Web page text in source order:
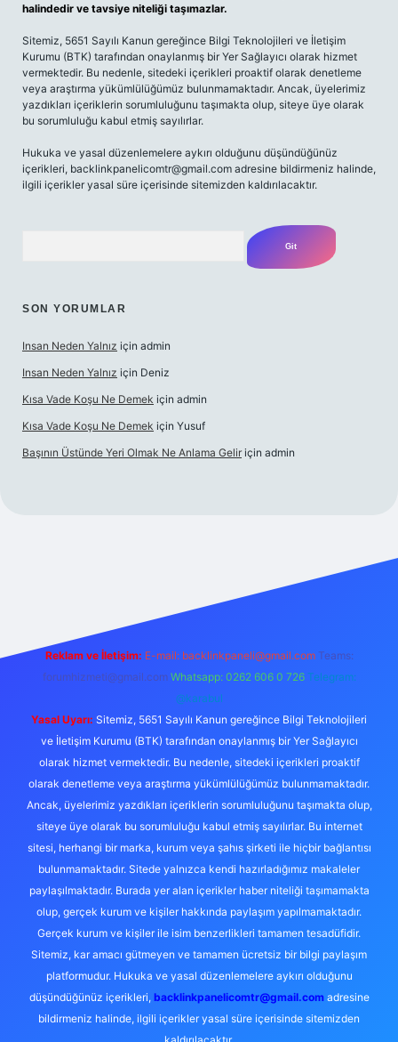
halindedir ve tavsiye niteliği taşımazlar.
Sitemiz, 5651 Sayılı Kanun gereğince Bilgi Teknolojileri ve İletişim
Kurumu (BTK) tarafından onaylanmış bir Yer Sağlayıcı olarak hizmet
vermektedir. Bu nedenle, sitedeki içerikleri proaktif olarak denetleme
veya araştırma yükümlülüğümüz bulunmamaktadır. Ancak, üyelerimiz
yazdıkları içeriklerin sorumluluğunu taşımakta olup, siteye üye olarak
bu sorumluluğu kabul etmiş sayılırlar.
Hukuka ve yasal düzenlemelere aykırı olduğunu düşündüğünüz
içerikleri, backlinkpanelicomtr@gmail.com adresine bildirmeniz halinde,
ilgili içerikler yasal süre içerisinde sitemizden kaldırılacaktır.
SON YORUMLAR
Insan Neden Yalnız için admin
Insan Neden Yalnız için Deniz
Kısa Vade Koşu Ne Demek için admin
Kısa Vade Koşu Ne Demek için Yusuf
Başının Üstünde Yeri Olmak Ne Anlama Gelir için admin
Reklam ve İletişim: E-mail: backlinkpaneli@gmail.com Teams:
forumhizmeti@gmail.com Whatsapp: 0262 606 0 726 Telegram:
@karabul
Yasal Uyarı: Sitemiz, 5651 Sayılı Kanun gereğince Bilgi Teknolojileri
ve İletişim Kurumu (BTK) tarafından onaylanmış bir Yer Sağlayıcı
olarak hizmet vermektedir. Bu nedenle, sitedeki içerikleri proaktif
olarak denetleme veya araştırma yükümlülüğümüz bulunmamaktadır.
Ancak, üyelerimiz yazdıkları içeriklerin sorumluluğunu taşımakta olup,
siteye üye olarak bu sorumluluğu kabul etmiş sayılırlar. Bu internet
sitesi, herhangi bir marka, kurum veya şahıs şirketi ile hiçbir bağlantısı
bulunmamaktadır. Sitede yalnızca kendi hazırladığımız makaleler
paylaşılmaktadır. Burada yer alan içerikler haber niteliği taşımamakta
olup, gerçek kurum ve kişiler hakkında paylaşım yapılmamaktadır.
Gerçek kurum ve kişiler ile isim benzerlikleri tamamen tesadüfidir.
Sitemiz, kar amacı gütmeyen ve tamamen ücretsiz bir bilgi paylaşım
platformudur. Hukuka ve yasal düzenlemelere aykırı olduğunu
düşündüğünüz içerikleri, backlinkpanelicomtr@gmail.comadresine
bildirmeniz halinde, ilgili içerikler yasal süre içerisinde sitemizden